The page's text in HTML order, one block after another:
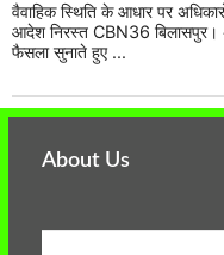
वैवाहिक स्थिति के आधार पर
आदेश निरस्त CBN36 बिलासपुर।
फैसला सुनाते हुए ...
About Us